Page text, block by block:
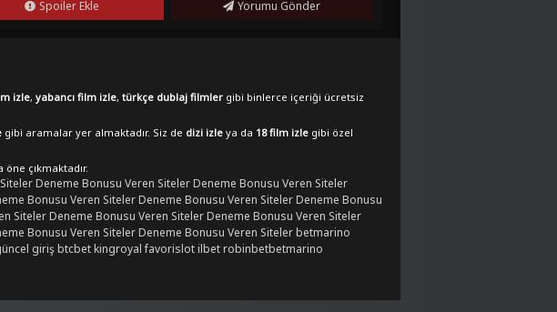
Spoiler Ekle Yorumu Gönder
izle, yabancı film izle, türkçe dublaj filmler gibi binlerce içeriği ücretsiz
gibi aramalar yer almaktadır. Siz de dizi izle ya da 18 film izle gibi özel
öne çıkmaktadır.
Deneme Bonusu Veren SitelerDeneme Bonusu Veren Siteler
Bonusu Veren SitelerDeneme Bonusu Veren SitelerDeneme Bonusu
SitelerDeneme Bonusu Veren SitelerDeneme Bonusu Veren Siteler
Bonusu Veren SitelerDeneme Bonusu Veren Sitelerbetmarino
girişbtcbetkingroyal favorislotilbetrobinbetbetmarino